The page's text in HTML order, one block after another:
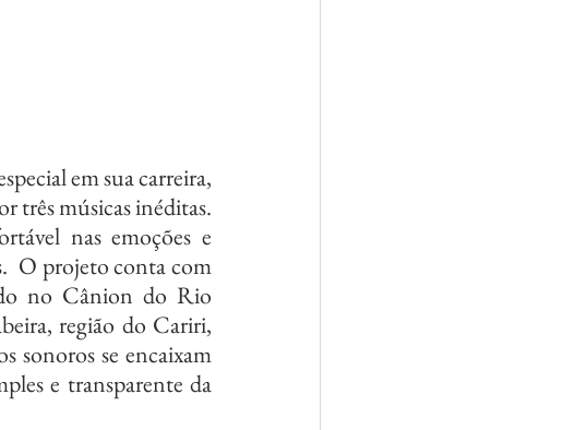
em sua carreira,
três músicas inéditas.
nas emoções e
O projeto conta com
no Cânion do Rio
região do Cariri,
sonoros se encaixam
e transparente da